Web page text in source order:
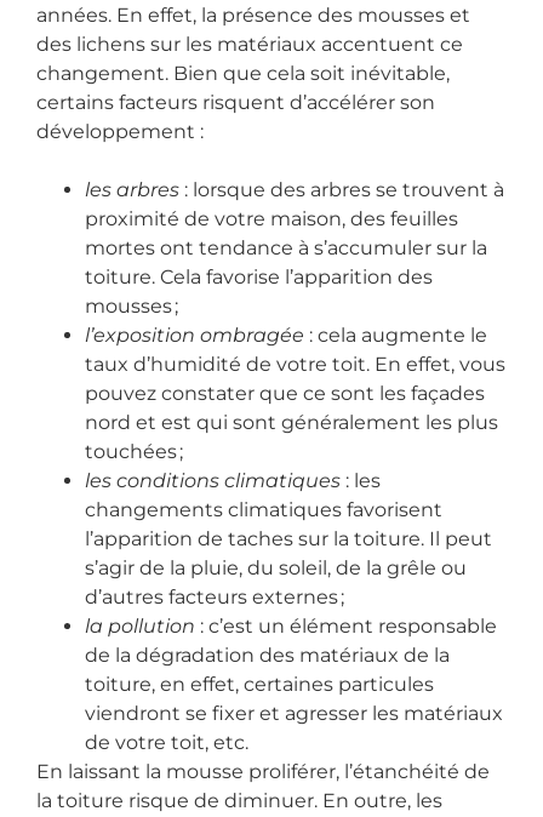
années. En effet, la présence des mousses et
des lichens sur les matériaux accentuent ce
changement. Bien que cela soit inévitable,
certains facteurs risquent d’accélérer son
développement :
les arbres : lorsque des arbres se trouvent à
proximité de votre maison, des feuilles
mortes ont tendance à s’accumuler sur la
toiture. Cela favorise l’apparition des
mousses ;
l’exposition ombragée : cela augmente le
taux d’humidité de votre toit. En effet, vous
pouvez constater que ce sont les façades
nord et est qui sont généralement les plus
touchées ;
les conditions climatiques : les
changements climatiques favorisent
l’apparition de taches sur la toiture. Il peut
s’agir de la pluie, du soleil, de la grêle ou
d’autres facteurs externes ;
la pollution : c’est un élément responsable
de la dégradation des matériaux de la
toiture, en effet, certaines particules
viendront se fixer et agresser les matériaux
de votre toit, etc.
En laissant la mousse proliférer, l’étanchéité de
la toiture risque de diminuer. En outre, les